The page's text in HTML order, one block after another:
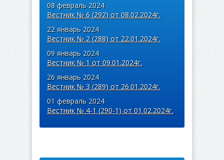
08 февраль 2024
Вестник № 6 (292) от 08.02.2024г.
22 январь 2024
Вестник № 2 (288) от 22.01.2024г.
09 январь 2024
Вестник № 1 от 09.01.2024г.
26 январь 2024
Вестник № 3 (289) от 26.01.2024г.
01 февраль 2024
Вестник № 4-1 (290-1) от 01.02.2024г.